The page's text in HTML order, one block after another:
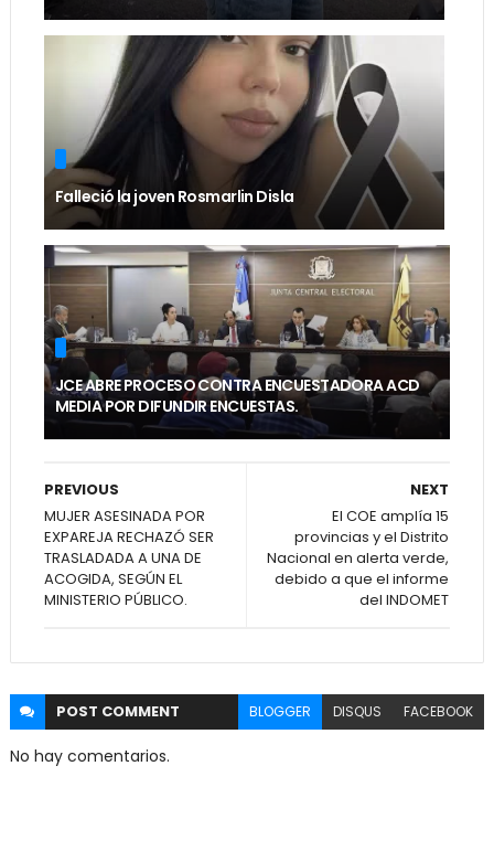
Falleció la joven Rosmarlin Disla
JCE ABRE PROCESO CONTRA ENCUESTADORA ACD
MEDIA POR DIFUNDIR ENCUESTAS.
NEXT
El COE amplía 15
provincias y el Distrito
Nacional en alerta verde,
debido a que el informe
del INDOMET
PREVIOUS
MUJER ASESINADA POR
EXPAREJA RECHAZÓ SER
TRASLADADA A UNA DE
ACOGIDA, SEGÚN EL
MINISTERIO PÚBLICO.
POST COMMENT BLOGGER DISQUS FACEBOOK
No hay comentarios.